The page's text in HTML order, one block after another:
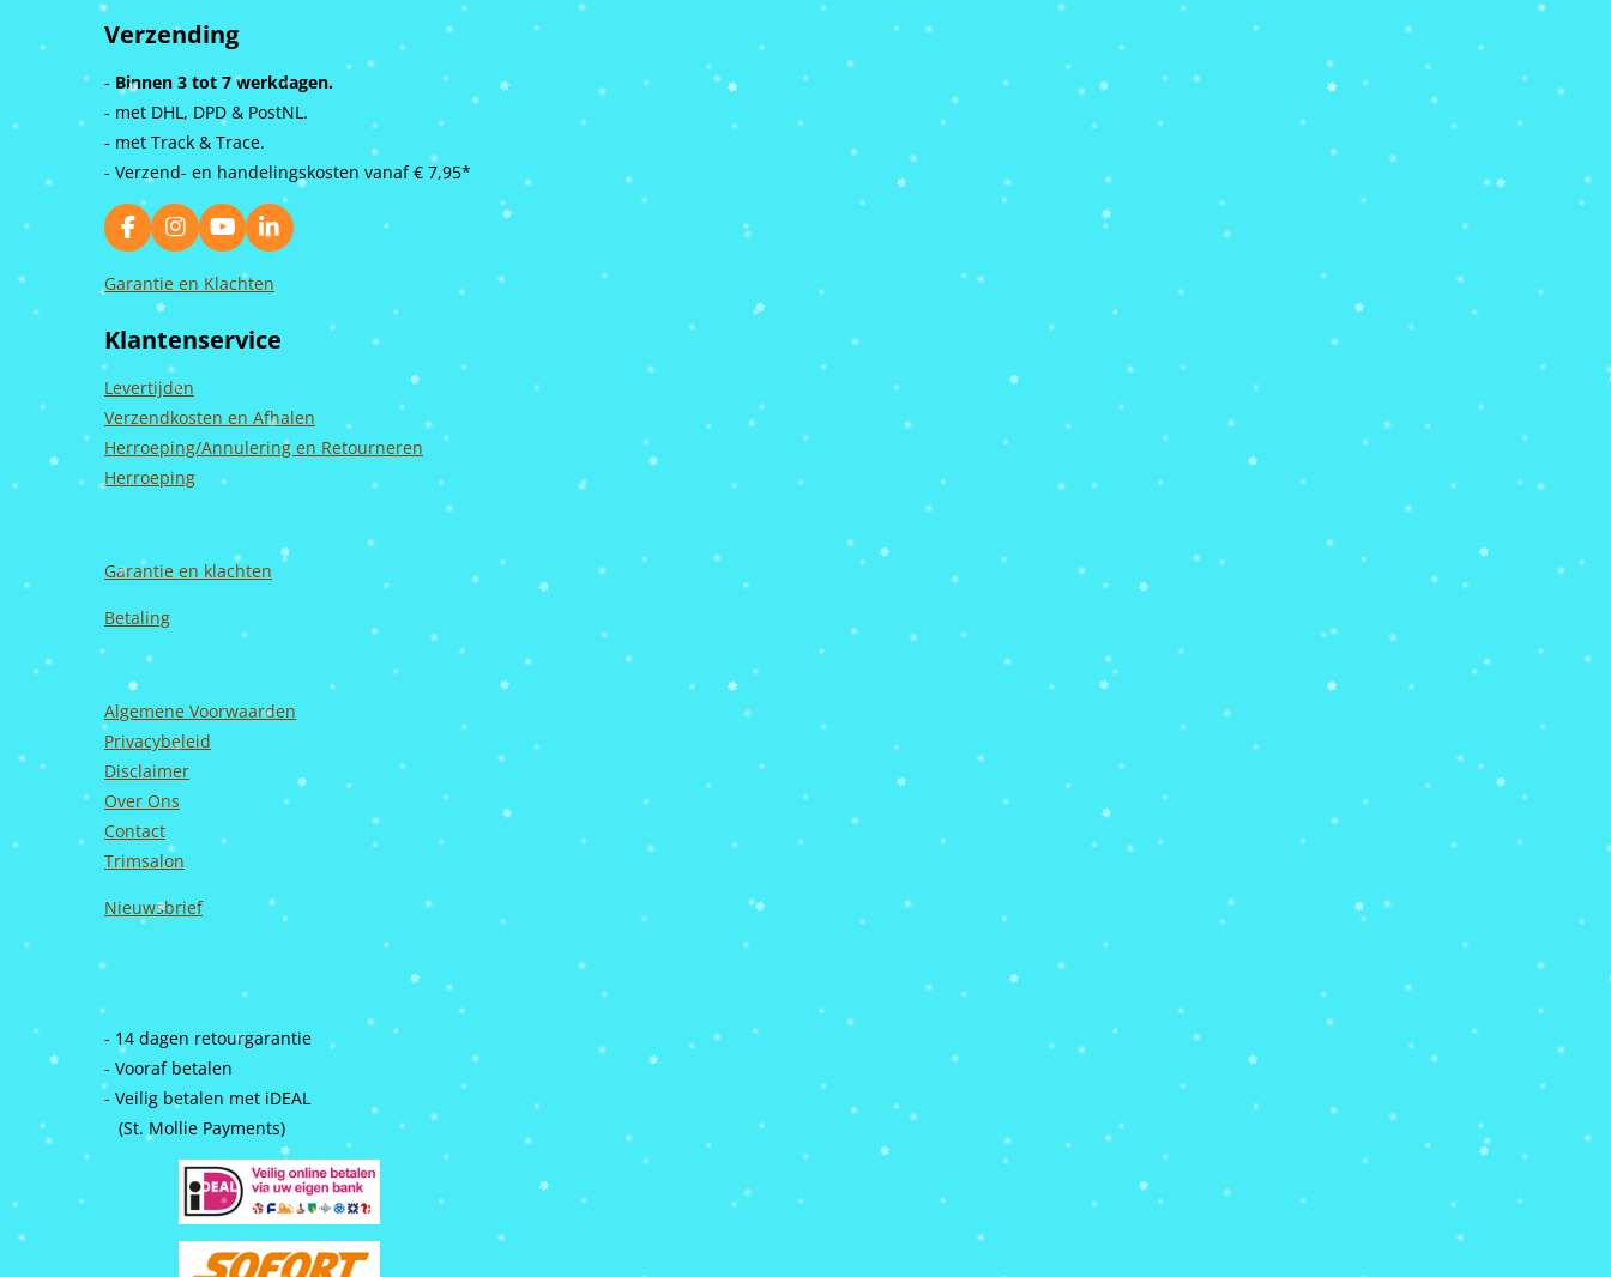
Verzending
- Binnen 3 tot 7 werkdagen.
- met DHL, DPD & PostNL.
- met Track & Trace.
- Verzend- en handelingskosten vanaf € 7,95*
F
a
c
o
k
I
n
s
g
r
a
m
Y
o
u
b
L
i
n
d
Garantie en Klachten
Klantenservice
Levertijden
Verzendkosten en Afhalen
Herroeping/Annulering en Retourneren
Herroeping
Garantie en klachten
Betaling
Algemene Voorwaarden
Privacybeleid
Disclaimer
Over Ons
Contact
Trimsalon
Nieuwsbrief
- 14 dagen retourgarantie
- Vooraf betalen
- Veilig betalen met iDEAL
(St. Mollie Payments)